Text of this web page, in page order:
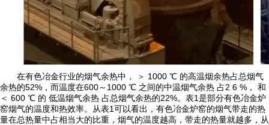
在有色冶金行业的烟气余热中， ＞ 1000 ℃ 的高温烟余热占总烟气
余热的52%，而温度在600～1000 ℃ 之间的中温烟气余热 占2 6 %， 和
＜ 600 ℃ 的 低温烟气余热 占总烟气余热的22%。表1是部分有色冶金炉
窑烟气的温度和热效率。从表1可以看出，有色冶金炉窑的烟气带走的热
量在总热量中占相当大的比重，烟气的温度越高，带走的热量就越多，从